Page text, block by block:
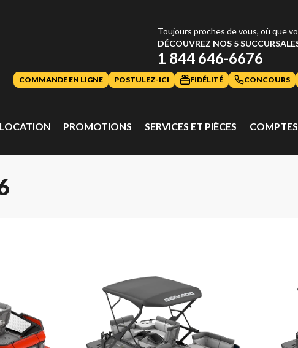
Toujours proches de vous, où que
DÉCOUVREZ NOS 5
1 844 646-6676
COMMANDE EN LIGNE POSTULEZ-ICI FIDÉLITÉ CONCOURS
LOCATION PROMOTIONS SERVICES ET PIÈCES